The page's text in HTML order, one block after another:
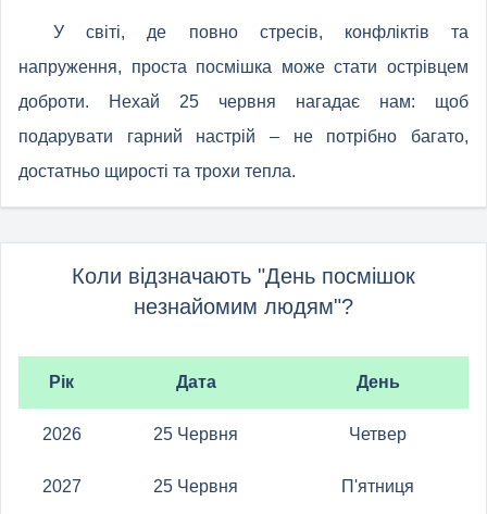
У світі, де повно стресів, конфліктів та
напруження, проста посмішка може стати острівцем
доброти. Нехай 25 червня нагадає нам: щоб
подарувати гарний настрій – не потрібно багато,
достатньо щирості та трохи тепла.
Коли відзначають "День посмішок
незнайомим людям"?
Рік Дата День
2026 25 Червня Четвер
2027 25 Червня П'ятниця